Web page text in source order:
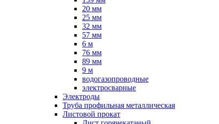
20 мм
25 мм
32 мм
57 мм
6 м
76 мм
89 мм
9 м
водогазопроводные
электросварные
Электроды
Труба профильная металлическая
Листовой прокат